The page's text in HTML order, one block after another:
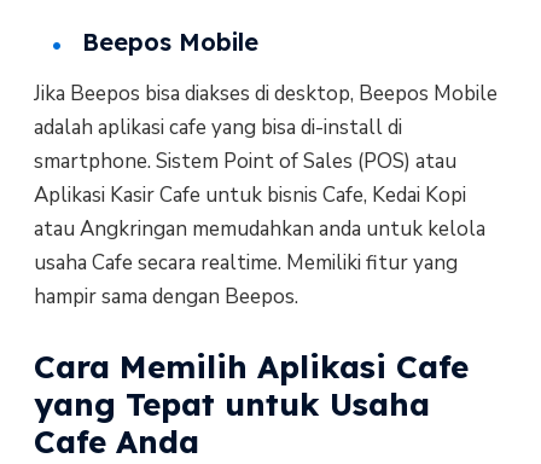
Beepos Mobile
Jika Beepos bisa diakses di desktop, Beepos Mobile
adalah aplikasi cafe yang bisa di-install di
smartphone. Sistem Point of Sales (POS) atau
Aplikasi Kasir Cafe untuk bisnis Cafe, Kedai Kopi
atau Angkringan memudahkan anda untuk kelola
usaha Cafe secara realtime. Memiliki fitur yang
hampir sama dengan Beepos.
Cara Memilih Aplikasi Cafe
yang Tepat untuk Usaha
Cafe Anda